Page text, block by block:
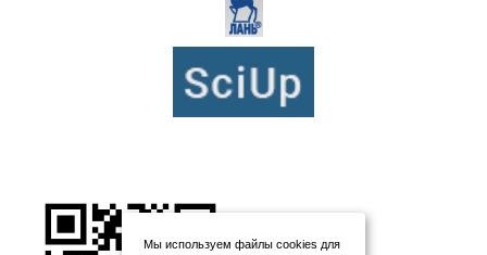
Мы используем файлы cookies для